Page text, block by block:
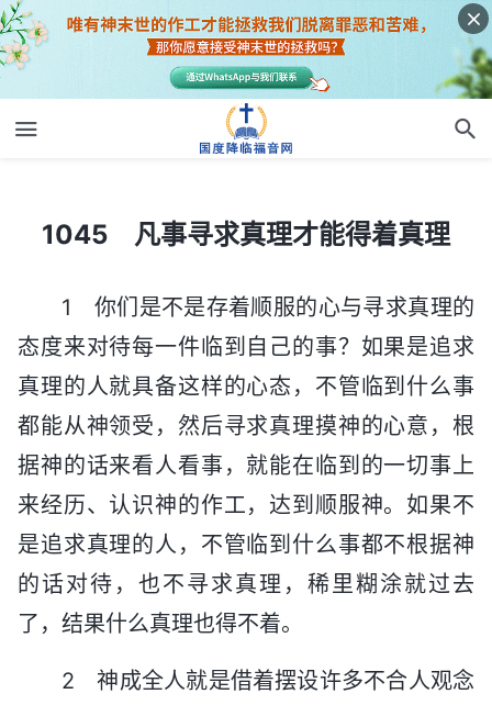
1045 凡事寻求真理才能得着真理
1045 凡事寻求真理才能得着真理
1 你们是不是存着顺服的心与寻求真理的
态度来对待每一件临到自己的事？如果是追求
真理的人就具备这样的心态，不管临到什么事
都能从神领受，然后寻求真理摸神的心意，根
据神的话来看人看事，就能在临到的一切事上
来经历、认识神的作工，达到顺服神。如果不
是追求真理的人，不管临到什么事都不根据神
的话对待，也不寻求真理，稀里糊涂就过去
了，结果什么真理也得不着。
2 神成全人就是借着摆设许多不合人观念